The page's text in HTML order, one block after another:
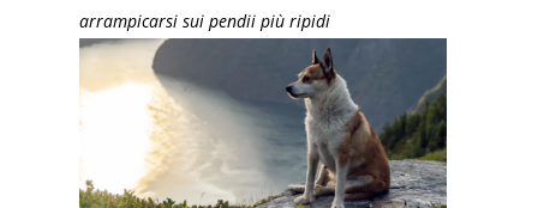
arrampicarsi sui pendii più ripidi